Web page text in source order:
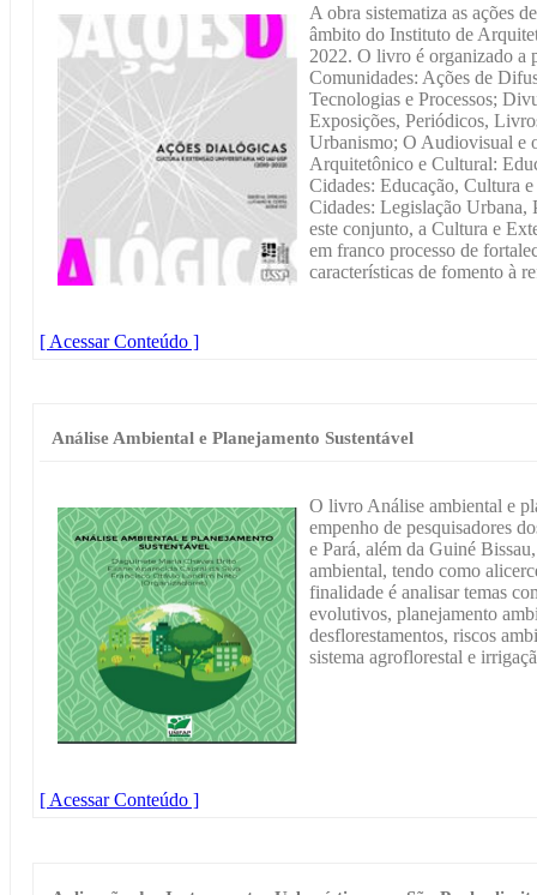
A obra sistematiza as ações
âmbito do Instituto de
2022. O livro é organizado a
Comunidades: Ações de
Tecnologias e Processos;
Exposições, Periódicos,
Urbanismo; O Audiovisual e
Arquitetônico e Cultural:
Cidades: Educação, Cultura
Cidades: Legislação Urbana,
este conjunto, a Cultura e
em franco processo de
características de fomento à
[ Acessar Conteúdo ]
Análise Ambiental e Planejamento Sustentável
O livro Análise ambiental e
empenho de pesquisadores
e Pará, além da Guiné
ambiental, tendo como
finalidade é analisar temas
evolutivos, planejamento
desflorestamentos, riscos
sistema agroflorestal e
[ Acessar Conteúdo ]